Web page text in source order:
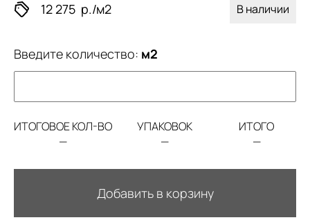
12 275 р./м2 В наличии
Введите количество: м2
ИТОГОВОЕ КОЛ-ВО
—
УПАКОВОК
—
ИТОГО
—
Добавить в корзину